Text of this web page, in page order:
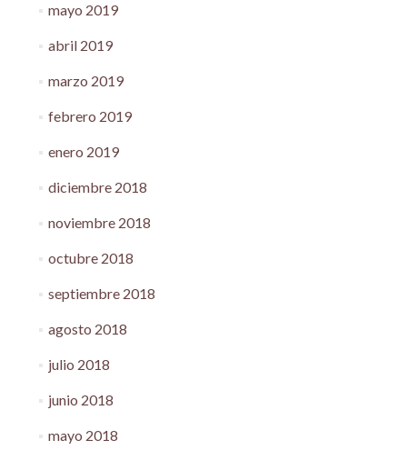
mayo 2019
abril 2019
marzo 2019
febrero 2019
enero 2019
diciembre 2018
noviembre 2018
octubre 2018
septiembre 2018
agosto 2018
julio 2018
junio 2018
mayo 2018